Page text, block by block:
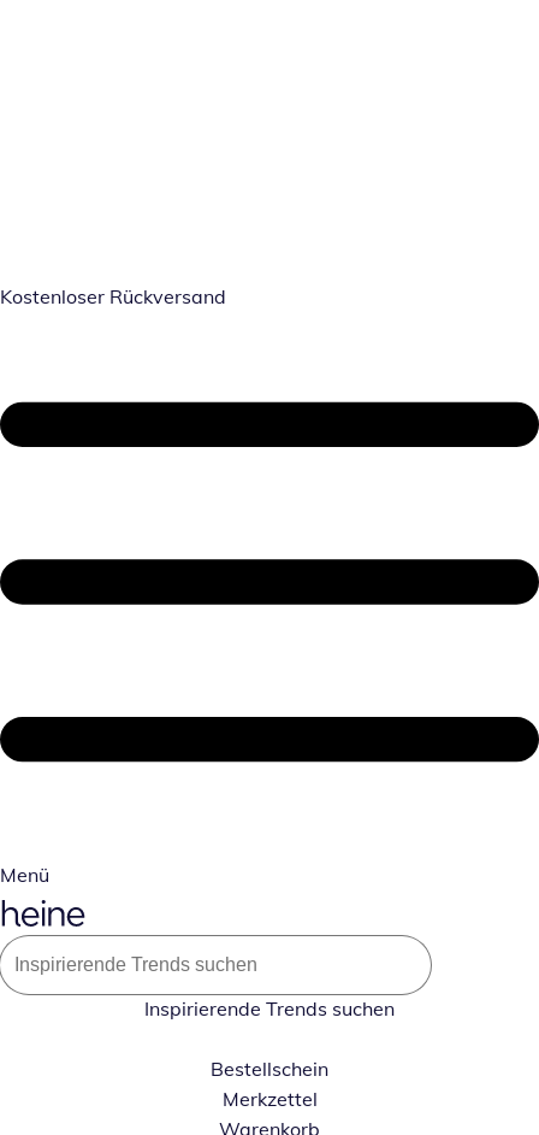
Kostenloser Rückversand
Menü
Inspirierende Trends suchen
Bestellschein
Merkzettel
Warenkorb